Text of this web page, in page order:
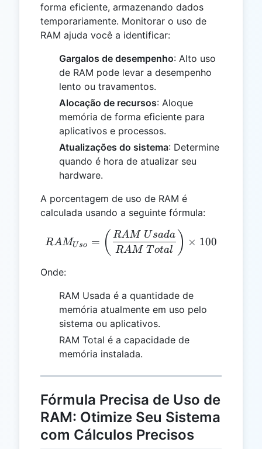
forma eficiente, armazenando dados
temporariamente. Monitorar o uso de
RAM ajuda você a identificar:
Gargalos de desempenho: Alto uso
de RAM pode levar a desempenho
lento ou travamentos.
Alocação de recursos: Aloque
memória de forma eficiente para
aplicativos e processos.
Atualizações do sistema: Determine
quando é hora de atualizar seu
hardware.
A porcentagem de uso de RAM é
calculada usando a seguinte fórmula:
RAM_{Uso} =
RAMUso = ( RAM Total
RAM Usada ) × 100
Onde:
RAM Usada é a quantidade de
memória atualmente em uso pelo
sistema ou aplicativos.
RAM Total é a capacidade de
memória instalada.
Fórmula Precisa de Uso de
RAM: Otimize Seu Sistema
com Cálculos Precisos